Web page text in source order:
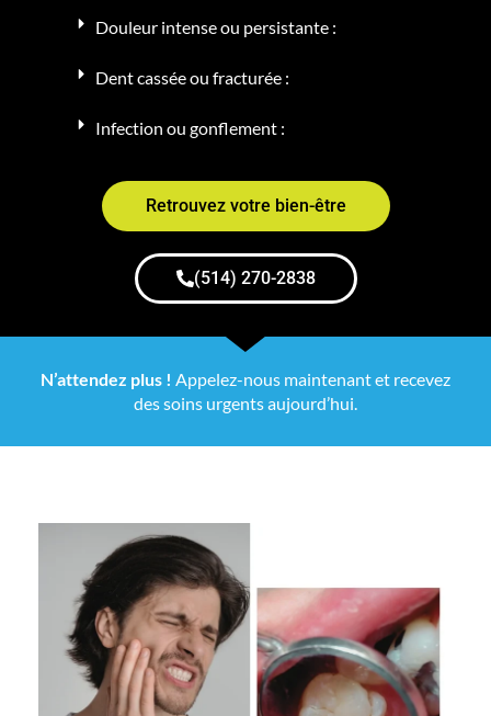
Douleur intense ou persistante :
Dent cassée ou fracturée :
Infection ou gonflement :
Retrouvez votre bien-être
(514) 270-2838
N’attendez plus ! Appelez-nous maintenant et recevez
des soins urgents aujourd’hui.